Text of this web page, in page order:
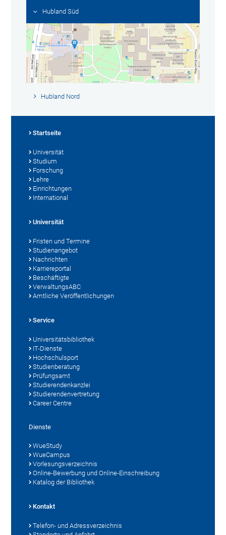
Hubland Süd
Hubland Nord
Startseite
Universität
Studium
Forschung
Lehre
Einrichtungen
International
Universität
Fristen und Termine
Studienangebot
Nachrichten
Karriereportal
Beschäftigte
VerwaltungsABC
Amtliche Veröffentlichungen
Service
Universitätsbibliothek
IT-Dienste
Hochschulsport
Studienberatung
Prüfungsamt
Studierendenkanzlei
Studierendenvertretung
Career Centre
Dienste
WueStudy
WueCampus
Vorlesungsverzeichnis
Online-Bewerbung und Online-Einschreibung
Katalog der Bibliothek
Kontakt
Telefon- und Adressverzeichnis